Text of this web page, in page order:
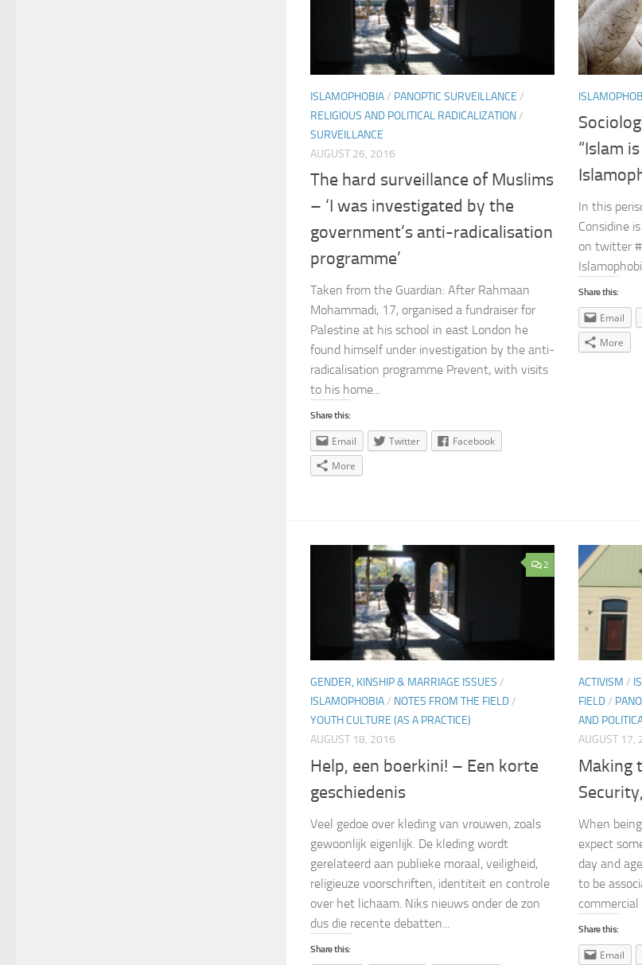
ISLAMOPHOBIA/ PANOPTIC SURVEILLANCE /
RELIGIOUS AND POLITICAL RADICALIZATION/
SURVEILLANCE
AUGUST 26, 2016
The hard surveillance of Muslims
– ‘I was investigated by the
government’s anti-radicalisation
programme’
Taken from the Guardian: After Rahmaan
Mohammadi, 17, organised a fundraiser for
Palestine at his school in east London he
found himself under investigation by the anti-
radicalisation programme Prevent, with visits
to his home...
Share this:
Email Twitter
Facebook
More
“Islam
In this
Considine
on twitter
Share this:
Email
More
2
GENDER, KINSHIP & MARRIAGE ISSUES /
ISLAMOPHOBIA/ NOTES FROM THE FIELD/
YOUTH CULTURE (AS A PRACTICE)
AUGUST 18, 2016
Help, een boerkini! – Een korte
geschiedenis
Veel gedoe over kleding van vrouwen, zoals
gewoonlijk eigenlijk. De kleding wordt
gerelateerd aan publieke moraal, veiligheid,
religieuze voorschriften, identiteit en controle
over het lichaam. Niks nieuws onder de zon
dus die recente debatten...
Share this:
ACTIVISM /
FIELD/
AND
AUGUST 17,
Making
When
expect
day and
to be
Share this:
Email